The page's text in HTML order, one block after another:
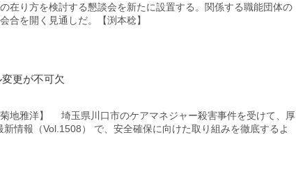
在り方を検討する懇談会を新たに設置する。関係する職能団体の
合を開く見通しだ。【渕本稔】
更が不可欠
地雅洋】 埼玉県川口市のケアマネジャー殺害事件を受けて、厚
情報（Vol.1508） で、安全確保に向けた取り組みを徹底するよ